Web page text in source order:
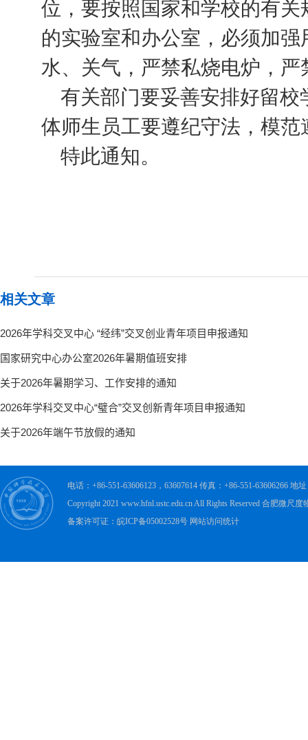
位，要按照国家和学校的有
的实验室和办公室，必须加
水、关气，严禁私烧电炉，
有关部门要妥善安排好留
体师生员工要遵纪守法，模
特此通知。
相关文章
电话：+86-551-63606123，63607614 传真：+86-551-63606266 地
Copyright 2021 www.hfnl.ustc.edu.cn All Rights Reserved 合肥微尺
备案许可证：皖ICP备05002528号 网站访问统计